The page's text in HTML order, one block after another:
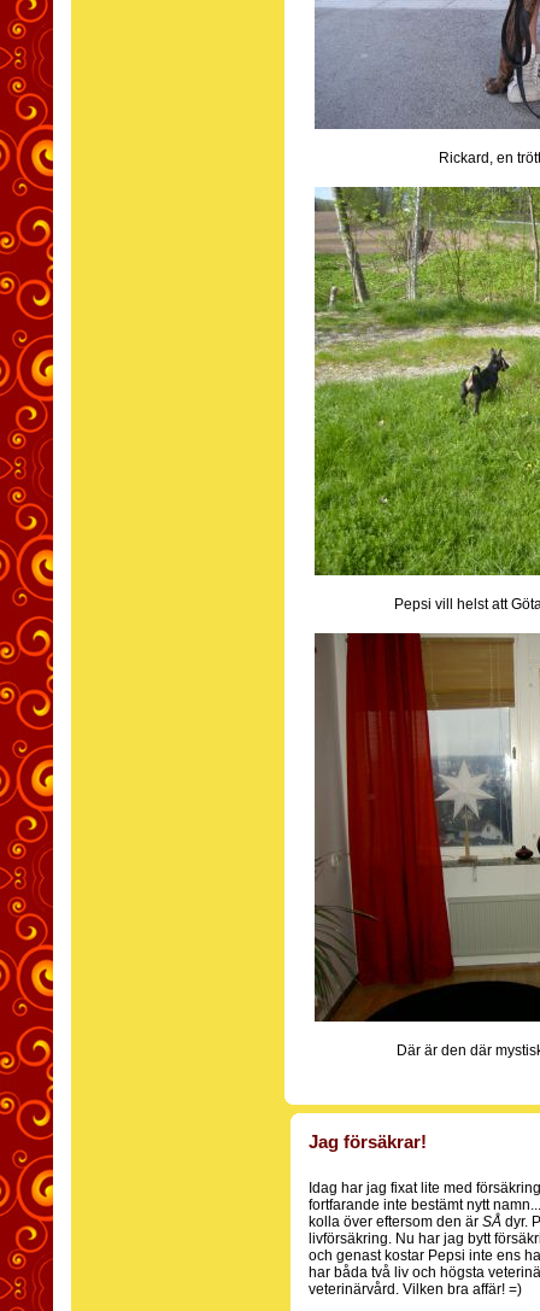
Rickard, en
Pepsi vill helst att
Där är den där
Jag försäkrar!
Idag har jag fixat lite med
fortfarande inte bestämt nytt
kolla över eftersom den är SÅdyr.
livförsäkring. Nu har jag bytt
och genast kostar Pepsi inte ens
har båda två liv och högsta
veterinärvård. Vilken bra affär! =)